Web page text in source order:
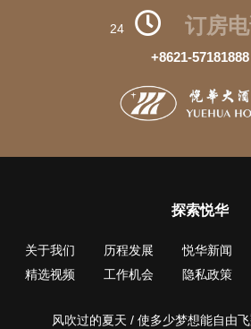
24 订房
+8621-57181888
探索悦华
关于我们 历程发展 悦华新闻
精选视频
工作机会 隐私政策
风吹过的夏天 / 使多少梦想能自由